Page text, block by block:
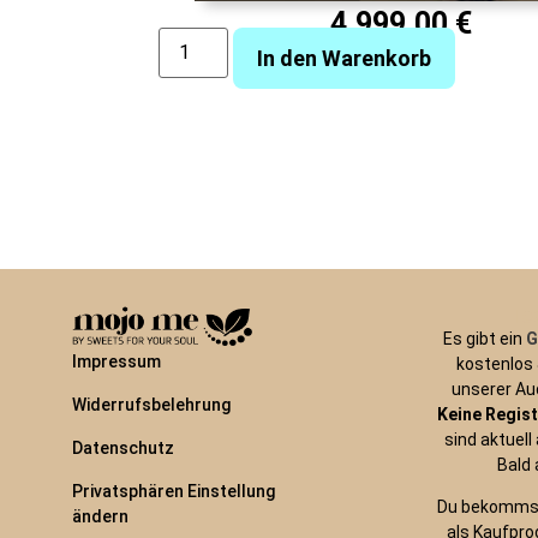
4.999,00€
In den Warenkorb
Impressum
Widerrufsbelehrung
Datenschutz
Privatsphären Einstellung
ändern
Es gibt ein
kostenlos
unserer
Keine
sind aktuell
Bald
Du
als